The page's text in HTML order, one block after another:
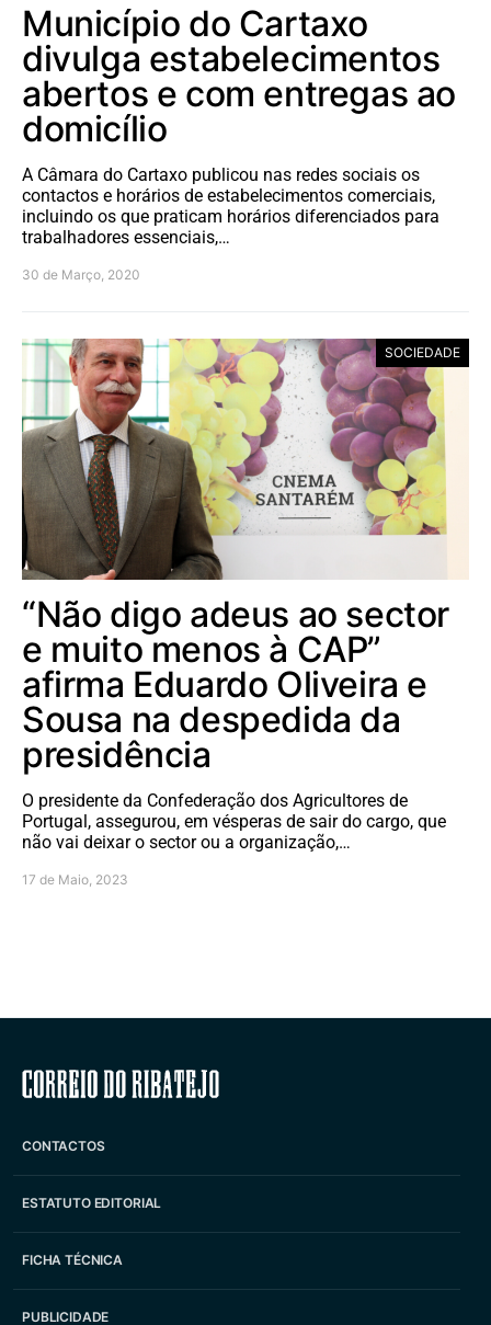
Município do Cartaxo
divulga estabelecimentos
abertos e com entregas ao
domicílio
A Câmara do Cartaxo publicou nas redes sociais os
contactos e horários de estabelecimentos comerciais,
incluindo os que praticam horários diferenciados para
trabalhadores essenciais,…
30 de Março, 2020
SOCIEDADE
“Não digo adeus ao sector
e muito menos à CAP”
afirma Eduardo Oliveira e
Sousa na despedida da
presidência
O presidente da Confederação dos Agricultores de
Portugal, assegurou, em vésperas de sair do cargo, que
não vai deixar o sector ou a organização,…
17 de Maio, 2023
Correio do Ribatejo
CONTACTOS
ESTATUTO EDITORIAL
FICHA TÉCNICA
PUBLICIDADE